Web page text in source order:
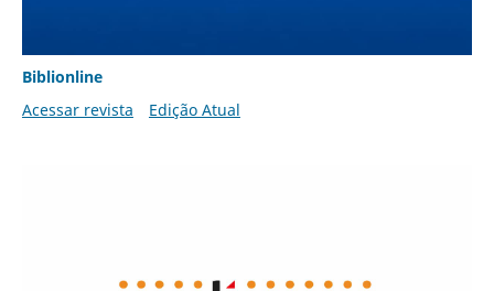
Biblionline
Acessar revista
Edição Atual